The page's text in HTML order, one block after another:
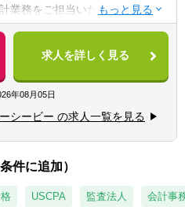
スキル】
ネスレベル（TOEIC700点以上※
可能）
尚可
像】
・セキュリティ・システム分野
努力し、これまでの職務経験を
業務をご担当いただきます。
】
の経理業務に関する助言・指導
税効果会計、ヘッジ会計等の専
とする会計基準対応含む）
接保有する海外子会社に係るJCB
談
議対応（会計観点での決裁に係
内容の妥当性確認）
らの新ビジネススキームへの参
求人を詳しく見る
年08月05日
シービー の求人一覧を見る
件に追加）
USCPA 監査法人 会計事